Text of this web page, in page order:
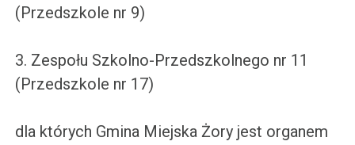
(Przedszkole nr 9)
3. Zespołu Szkolno-Przedszkolnego nr 11
(Przedszkole nr 17)
dla których Gmina Miejska Żory jest organem